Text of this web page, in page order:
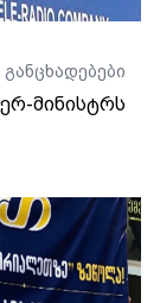
მინისტრს